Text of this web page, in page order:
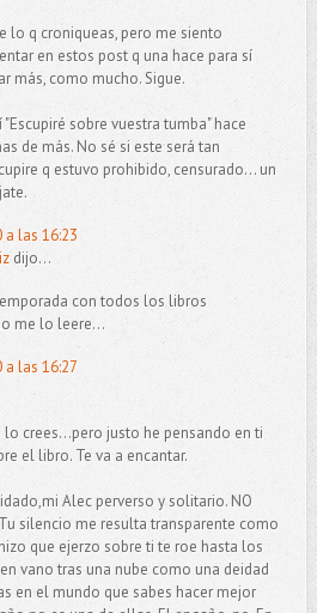
lo q croniqueas, pero me siento
en estos post q una hace para sí
más, como mucho. Sigue.
sobre vuestra tumba" hace
de más. No sé si este será tan
q estuvo prohibido, censurado... un
a las 16:23
dijo...
con todos los libros
me lo leere...
a las 16:27
crees...pero justo he pensando en ti
el libro. Te va a encantar.
Alec perverso y solitario. NO
silencio me resulta transparente como
que ejerzo sobre ti te roe hasta los
vano tras una nube como una deidad
en el mundo que sabes hacer mejor